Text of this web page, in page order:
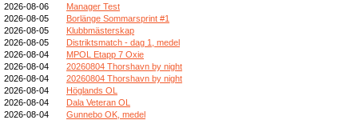
2026-08-06
Manager Test
2026-08-05
Borlänge Sommarsprint #1
2026-08-05
Klubbmästerskap
2026-08-05
Distriktsmatch - dag 1, medel
2026-08-04
MPOL Etapp 7 Oxie
2026-08-04
20260804 Thorshavn by night
2026-08-04
20260804 Thorshavn by night
2026-08-04
Höglands OL
2026-08-04
Dala Veteran OL
2026-08-04
Gunnebo OK, medel